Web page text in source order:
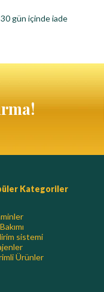
gün içinde iade
Kategoriler
sistemi
Ürünler